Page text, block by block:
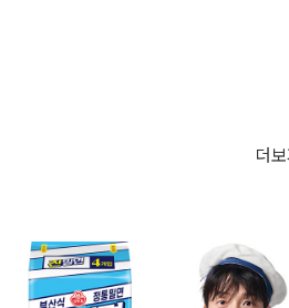
더